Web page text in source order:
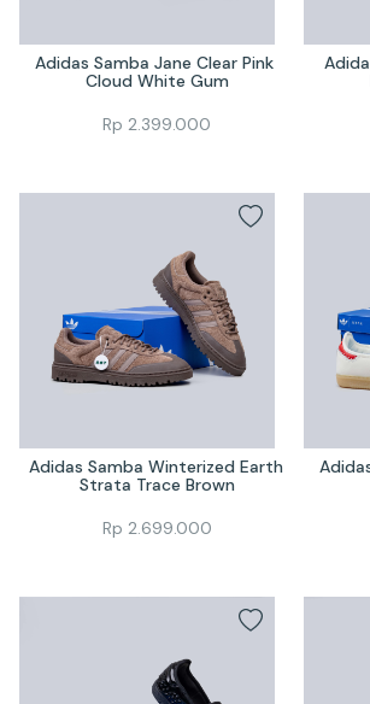
Adidas Samba Jane Clear Pink
Cloud White Gum
Rp 2.399.000
Adidas Samba Winterized Earth
Strata Trace Brown
Rp 2.699.000